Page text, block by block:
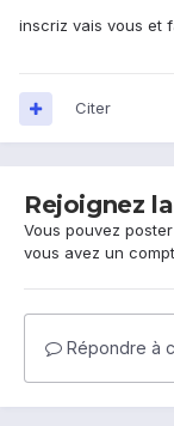
inscriz vais vous et
Citer
Rejoignez
Vous pouvez
vous avez un
Répondre à